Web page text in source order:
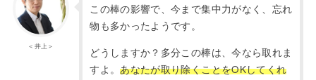
＜井上＞
この棒の影響で、今まで集中力がなく、忘れ
物も多かったようです。
どうしますか？多分この棒は、今なら取れま
すよ。あなたが取り除くことをOKしてくれ